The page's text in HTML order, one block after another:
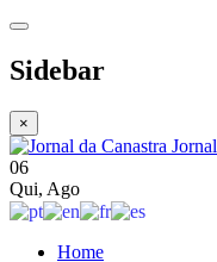
Sidebar
×
06
Qui, Ago
Home